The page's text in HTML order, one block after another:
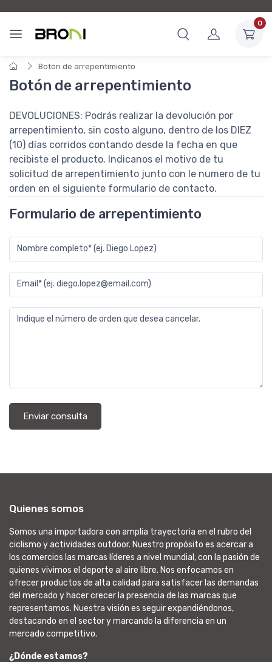
0
Botón de arrepentimiento
Botón de arrepentimiento
DEVOLUCIONES: Podrás realizar la devolución por
arrepentimiento, sin costo alguno, dentro de los DIEZ
(10) días corridos contando desde la fecha en que
recibiste el producto. Indicanos el motivo de tu
solicitud de arrepentimiento junto con le numero de tu
orden en el siguiente formulario de contacto.
Formulario de arrepentimiento
Nombre completo* (ej. Diego Lopez)
Email* (ej. diego.lopez@email.com)
Indique el número de orden que desea cancelar.
Enviar consulta
Quienes somos
Somos una importadora con amplia trayectoria en el rubro del
ciclismo y actividades outdoor. Nuestro propósito es acercar a
los comercios las marcas líderes a nivel mundial, con la pasión de
quienes vivimos el deporte al aire libre. Nos enfocamos en
ofrecer productos de alta calidad para satisfacer las demandas
del mercado y hacer crecer la presencia de las marcas que
representamos. Nuestra visión es seguir expandiéndonos,
destacando en el sector y marcando la diferencia en un
mercado competitivo.
¿Dónde estamos?